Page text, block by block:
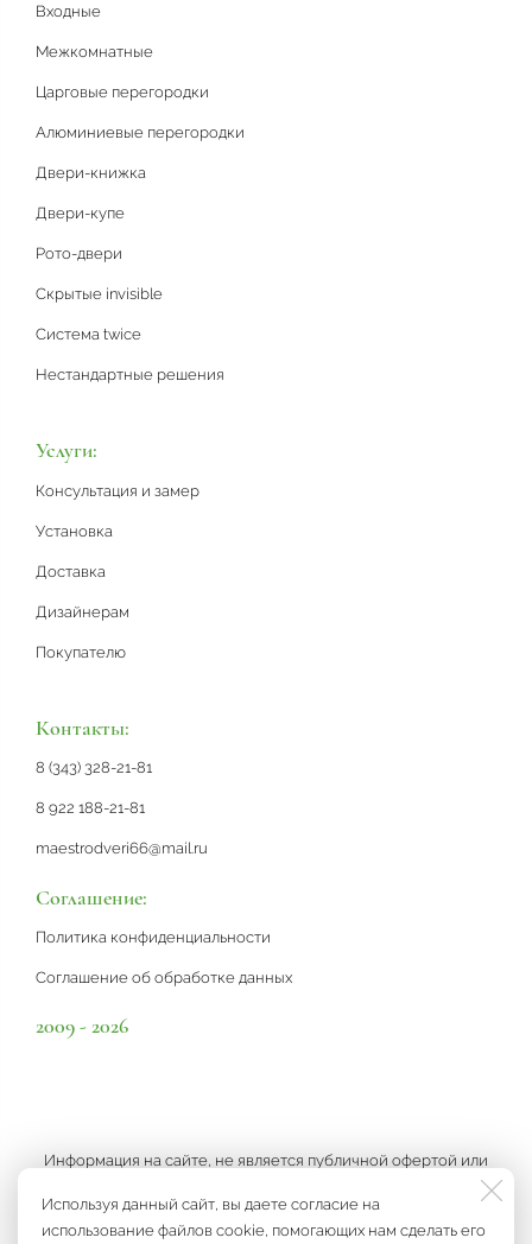
Используя данный сайт, вы даете согласие на
использование файлов cookie, помогающих нам сделать его
Входные
Межкомнатные
Царговые перегородки
Алюминиевые перегородки
Двери-книжка
Двери-купе
Рото-двери
Скрытые invisible
Система twice
Нестандартные решения
Услуги:
Консультация и замер
Установка
Доставка
Дизайнерам
Покупателю
Контакты:
8 (343) 328-21-81
8 922 188-21-81
maestrodveri66@mail.ru
Соглашение:
Политика конфиденциальности
Соглашение об обработке данных
2009 - 2026
Информация на сайте, не является публичной офертой или
рекламой, а носит информационный характер и может быть
изменена по усмотрению компании.